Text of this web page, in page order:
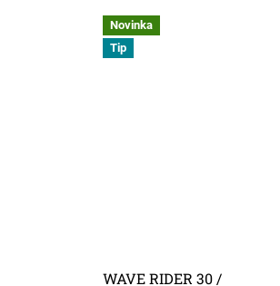
Novinka
Tip
WAVE RIDER 30 /